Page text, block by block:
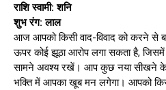
राशि स्वामी: शनि
शुभ रंग: लाल
आज आपको किसी वाद-विवाद को करने से
ऊपर कोई झूठा आरोप लगा सकता है,
सामने अवश्य रखें। आप कुछ नया सीखने के
भक्ति में आपका खूब मन लगेगा। आपको